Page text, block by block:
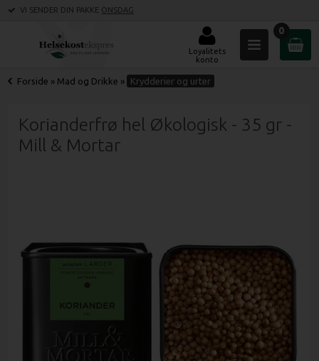
VI SENDER DIN PAKKE ONSDAG
0
Loyalitets
konto
Forside » Mad og Drikke » Krydderier og urter
Korianderfrø hel Økologisk - 35 gr -
Mill & Mortar